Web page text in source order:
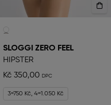
SLOGGI ZERO FEEL
HIPSTER
Kč 350,00
3=750 Kč, 4=1.050 Kč